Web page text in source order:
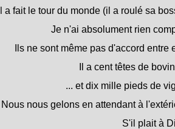
Il a fait le tour du monde (il a roulé sa
Je n'ai absolument rien
Ils ne sont même pas d'accord entre
Il a cent têtes de
... et dix mille pieds de
Nous nous gelons en attendant à
S'il plait à